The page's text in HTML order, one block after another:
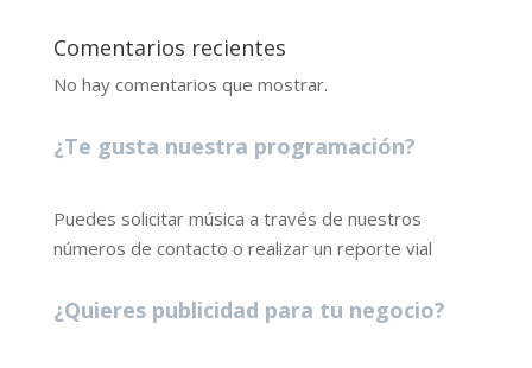
Comentarios recientes
No hay comentarios que mostrar.
¿Te gusta nuestra programación?
Puedes solicitar música a través de nuestros
números de contacto o realizar un reporte vial
¿Quieres publicidad para tu negocio?